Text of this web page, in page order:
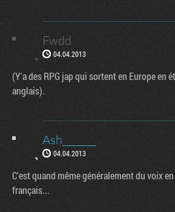
Fwdd
04.04.2013
(Y'a des RPG jap qui sortent en Europe en
anglais).
Ash_______
04.04.2013
C'est quand même généralement du voix
français...